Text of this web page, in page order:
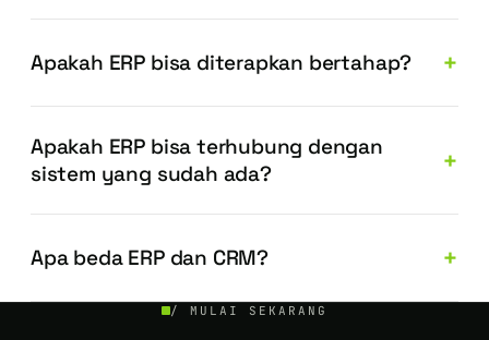
Apakah ERP bisa diterapkan bertahap?
Apakah ERP bisa terhubung dengan
sistem yang sudah ada?
Apa beda ERP dan CRM?
/ MULAI SEKARANG